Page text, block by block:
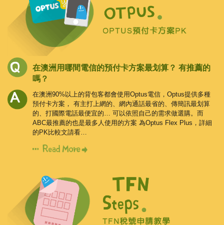
在澳洲用哪間電信的預付卡方案最划算？ 有推薦的
嗎？
在澳洲90%以上的背包客都會使用Optus電信，Optus提供多種
預付卡方案， 有主打上網的、網內通話最省的、傳簡訊最划算
的、打國際電話最便宜的… 可以依照自己的需求做選購。而
ABC最推薦的也是最多人使用的方案 為Optus Flex Plus，詳細
的PK比較文請看…